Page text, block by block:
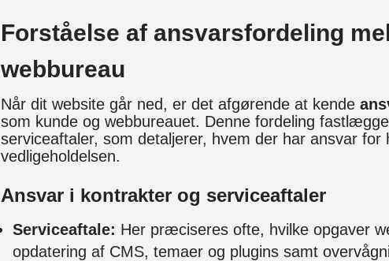
Forståelse af ansvarsfordeling
webbureau
Når dit website går ned, er det afgørende at kende
som kunde og webbureauet. Denne fordeling
serviceaftaler, som detaljerer, hvem der har ansvar for
vedligeholdelsen.
Ansvar i kontrakter og serviceaftaler
Serviceaftale: Her præciseres ofte, hvilke opgaver
opdatering af CMS, temaer og plugins samt